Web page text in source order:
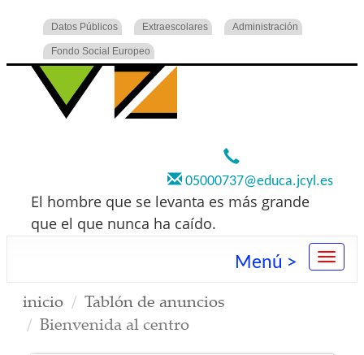
Datos Públicos Extraescolares Administración
Fondo Social Europeo
05000737@educa.jcyl.es
El hombre que se levanta es más grande
que el que nunca ha caído.
Menú >
inicio
Tablón de anuncios
Bienvenida al centro